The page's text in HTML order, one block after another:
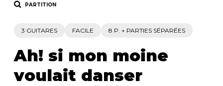
PARTITION
3 GUITARES FACILE 8 P. + PARTIES SÉPARÉES
Ah! si mon moine
voulait danser